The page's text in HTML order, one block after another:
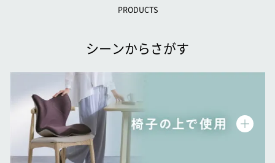
PRODUCTS
シーンからさがす